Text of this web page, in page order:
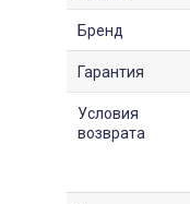
Бренд
Гарантия
Условия
возврата